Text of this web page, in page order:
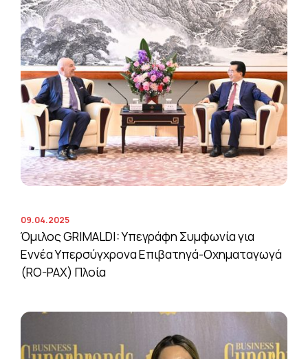
09.04.2025
Όμιλος GRIMALDI: Υπεγράφη Συμφωνία για
Εννέα Υπερσύγχρονα Επιβατηγά-Οχηματαγωγά
(RO-PAX) Πλοία